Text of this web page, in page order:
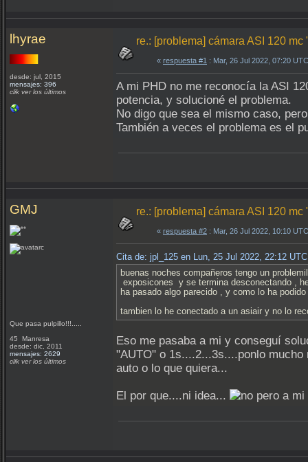
lhyrae
desde: jul, 2015
mensajes: 396
clik ver los últimos
re.: [problema] cámara ASI 120 mc
« respuesta #1 : Mar, 26 Jul 2022, 07:20
A mi PHD no me reconocía la ASI
potencia, y solucioné el problema.
No digo que sea el mismo caso,
También a veces el problema es el
GMJ
Que pasa pulpillo!!!.....
45 Manresa
desde: dic, 2011
mensajes: 2629
clik ver los últimos
re.: [problema] cámara ASI 120 mc
« respuesta #2 : Mar, 26 Jul 2022, 10:10
Cita de: jpl_125 en Lun, 25 Jul 2022, 22:12 UTC
buenas noches compañeros tengo un
exposicones y se termina desconectando ,
ha pasado algo parecido , y como lo ha
tambien lo he conectado a un asiair y no lo
Eso me pasaba a mi y conseguí
"AUTO" o 1s....2...3s....ponlo
auto o lo que quiera...
El por que....ni idea... pero a